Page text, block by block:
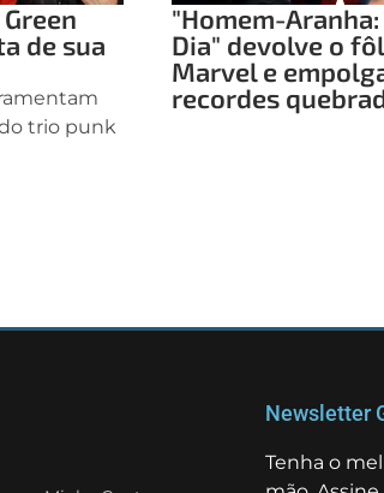
de sua
trio punk
"Homem-
Dia" devolve o
Marvel e
recordes
Newsletter
Tenha o